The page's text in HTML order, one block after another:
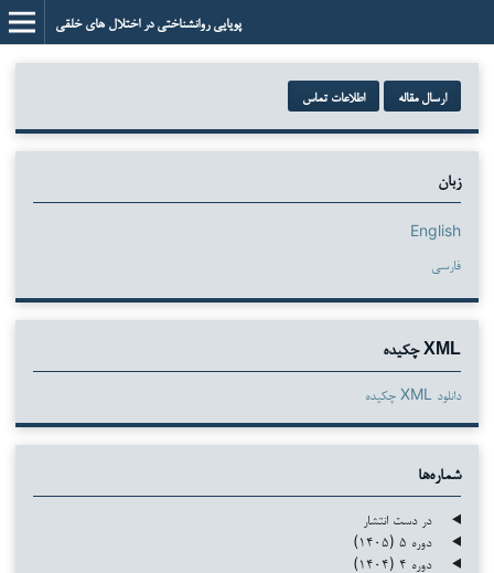
پویایی روانشناختی در اختلال های خلقی
ارسال مقاله اطلاعات تماس
زبان
English
فارسی
XML چکیده
دانلود XML چکیده
شماره‌ها
در دست انتشار
دوره ۵ (۱۴۰۵)
دوره ۴ (۱۴۰۴)